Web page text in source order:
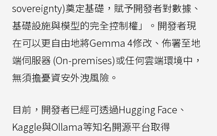
sovereignty)奠定基礎，賦予開發者對數據、
基礎設施與模型的完全控制權」。開發者現
在可以更自由地將Gemma 4修改、佈署至地
端伺服器 (On-premises)或任何雲端環境中，
無須擔憂資安外洩風險。
目前，開發者已經可透過Hugging Face、
Kaggle與Ollama等知名開源平台取得